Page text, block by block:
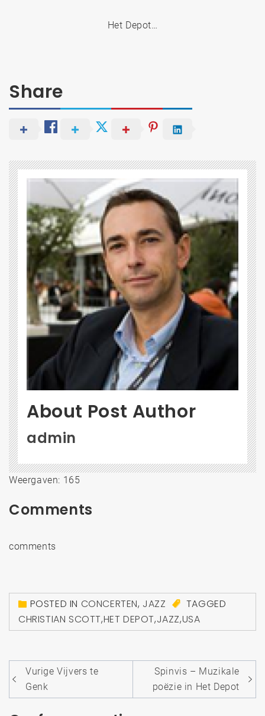
Het Depot…
Share
About Post Author
admin
Weergaven: 165
Comments
comments
POSTED IN CONCERTEN, JAZZ
TAGGED
CHRISTIAN SCOTT,HET DEPOT,JAZZ,USA
Bericht
navigatie
Vurige Vijvers te
Genk
Spinvis – Muzikale
poëzie in Het Depot